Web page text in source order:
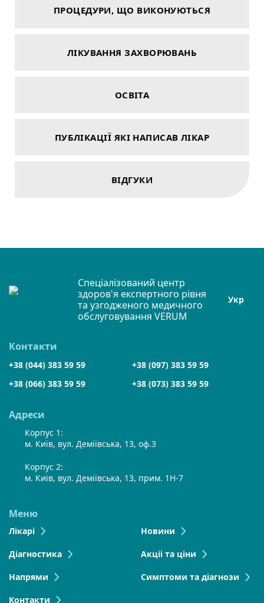
ПРОЦЕДУРИ, ЩО ВИКОНУЮТЬСЯ
ЛІКУВАННЯ ЗАХВОРЮВАНЬ
ОСВІТА
ПУБЛІКАЦІЇ ЯКІ НАПИСАВ ЛІКАР
ВІДГУКИ
Спеціалізований центр
здоров'я експертного рівня
та узгодженого медичного
обслуговування VERUM
Укр
Адреси
Корпус 1:
м. Київ, вул. Деміївська, 13, оф.3
Корпус 2:
м. Київ, вул. Деміївська, 13, прим. 1Н-7
Меню
Лікарі
Діагностика
Напрями
Контакти
Новини
Акціі та ціни
Симптоми та діагнози
Контакти
+38 (044) 383 59 59
+38 (097) 383 59 59
+38 (066) 383 59 59
+38 (073) 383 59 59